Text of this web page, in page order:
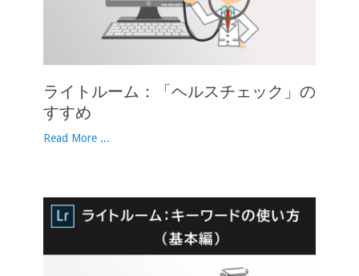
ライトルーム：「ヘルスチェック」の
すすめ
Read More ...